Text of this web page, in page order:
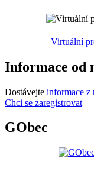
Virtuální
Informace od
Dostávejte informace z
Chci se zaregistrovat
GObec